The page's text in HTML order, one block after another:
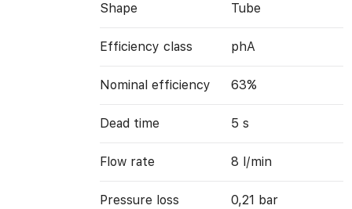
Shape Tube
Efficiency class phA
Nominal efficiency 63%
Dead time 5 s
Flow rate 8 l/min
Pressure loss 0,21 bar